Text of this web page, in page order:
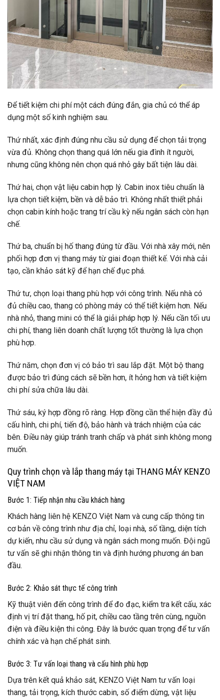
Để tiết kiệm chi phí một cách đúng đắn, gia chủ có thể áp
dụng một số kinh nghiệm sau.
Thứ nhất, xác định đúng nhu cầu sử dụng để chọn tải trọng
vừa đủ. Không chọn thang quá lớn nếu gia đình ít người,
nhưng cũng không nên chọn quá nhỏ gây bất tiện lâu dài.
Thứ hai, chọn vật liệu cabin hợp lý. Cabin inox tiêu chuẩn là
lựa chọn tiết kiệm, bền và dễ bảo trì. Không nhất thiết phải
chọn cabin kính hoặc trang trí cầu kỳ nếu ngân sách còn hạn
chế.
Thứ ba, chuẩn bị hố thang đúng từ đầu. Với nhà xây mới, nên
phối hợp đơn vị thang máy từ giai đoạn thiết kế. Với nhà cải
tạo, cần khảo sát kỹ để hạn chế đục phá.
Thứ tư, chọn loại thang phù hợp với công trình. Nếu nhà có
đủ chiều cao, thang có phòng máy có thể tiết kiệm hơn. Nếu
nhà nhỏ, thang mini có thể là giải pháp hợp lý. Nếu cần tối ưu
chi phí, thang liên doanh chất lượng tốt thường là lựa chọn
phù hợp.
Thứ năm, chọn đơn vị có bảo trì sau lắp đặt. Một bộ thang
được bảo trì đúng cách sẽ bền hơn, ít hỏng hơn và tiết kiệm
chi phí sửa chữa lâu dài.
Thứ sáu, ký hợp đồng rõ ràng. Hợp đồng cần thể hiện đầy đủ
cấu hình, chi phí, tiến độ, bảo hành và trách nhiệm của các
bên. Điều này giúp tránh tranh chấp và phát sinh không mong
muốn.
Quy trình chọn và lắp thang máy tại THANG MÁY KENZO
VIỆT NAM
Bước 1: Tiếp nhận nhu cầu khách hàng
Khách hàng liên hệ KENZO Việt Nam và cung cấp thông tin
cơ bản về công trình như địa chỉ, loại nhà, số tầng, diện tích
dự kiến, nhu cầu sử dụng và ngân sách mong muốn. Đội ngũ
tư vấn sẽ ghi nhận thông tin và định hướng phương án ban
đầu.
Bước 2: Khảo sát thực tế công trình
Kỹ thuật viên đến công trình để đo đạc, kiểm tra kết cấu, xác
định vị trí đặt thang, hố pit, chiều cao tầng trên cùng, nguồn
điện và điều kiện thi công. Đây là bước quan trọng để tư vấn
chính xác và hạn chế phát sinh.
Bước 3: Tư vấn loại thang và cấu hình phù hợp
Dựa trên kết quả khảo sát, KENZO Việt Nam tư vấn loại
thang, tải trọng, kích thước cabin, số điểm dừng, vật liệu